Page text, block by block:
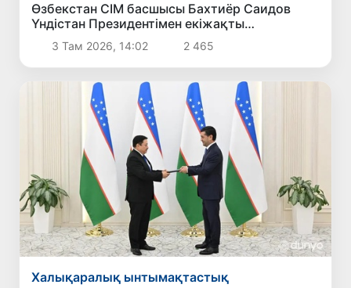
Өзбекстан СІМ басшысы Бахтиёр Саидов
Үндістан Президентімен екіжақты
байланыстарды нығайту мәселелерін
талқылады
3 Там 2026, 14:02 2 465
Халықаралық ынтымақтастық